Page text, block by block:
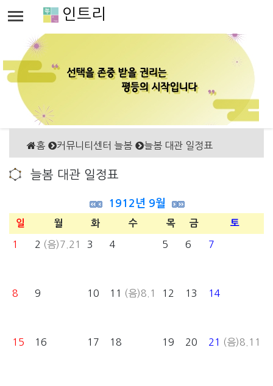
인트리
홈 커뮤니티센터 늘봄 늘봄 대관 일정표
늘봄 대관 일정표
1912년 9월
일 월 화 수 목 금 토
1 2 (음)7.21 3 4 5 6 7
8 9 10 11 (음)8.1 12 13 14
15 16 17 18 19 20 21 (음)8.11